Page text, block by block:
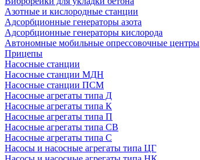
Азотные и кислородные станции
Адсорбционные генераторы азота
Адсорбционные генераторы кислорода
Автономные мобильные опрессовочные центры
Прицепы
Насосные станции
Насосные станции МДН
Насосные станции ПСМ
Насосные агрегаты типа Д
Насосные агрегаты типа К
Насосные агрегаты типа П
Насосные агрегаты типа СВ
Насосные агрегаты типа С
Насосы и насосные агрегаты типа ЦГ